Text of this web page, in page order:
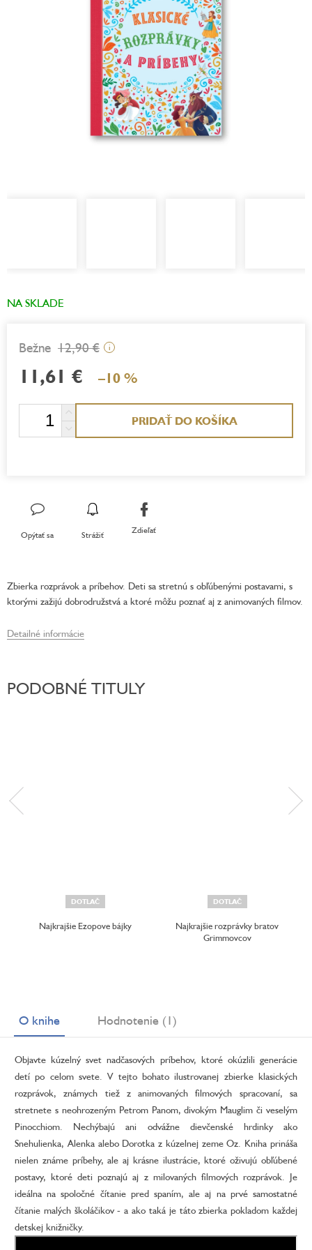
NA SKLADE
12,90 € i
11,61 € –10 %
PRIDAŤ DO KOŠÍKA
Opýtať sa Strážiť Zdieľať
Zbierka rozprávok a príbehov. Deti sa stretnú s obľúbenými postavami, s
ktorými zažijú dobrodružstvá a ktoré môžu poznať aj z animovaných filmov.
Detailné informácie
PODOBNÉ TITULY
DOTLAČ
Najkrajšie Ezopove bájky
DOTLAČ
Najkrajšie rozprávky bratov
Grimmovcov
O knihe Hodnotenie (1)
Objavte kúzelný svet nadčasových príbehov, ktoré okúzlili generácie
detí po celom svete. V tejto bohato ilustrovanej zbierke klasických
rozprávok, známych tiež z animovaných filmových spracovaní, sa
stretnete s neohrozeným Petrom Panom, divokým Mauglim či veselým
Pinocchiom. Nechýbajú ani odvážne dievčenské hrdinky ako
Snehulienka, Alenka alebo Dorotka z kúzelnej zeme Oz. Kniha prináša
nielen známe príbehy, ale aj krásne ilustrácie, ktoré oživujú obľúbené
postavy, ktoré deti poznajú aj z milovaných filmových rozprávok. Je
ideálna na spoločné čítanie pred spaním, ale aj na prvé samostatné
čítanie malých školáčikov - a ako taká je táto zbierka pokladom každej
detskej knižničky.